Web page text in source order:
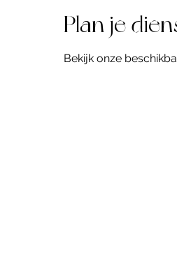
Plan je
Bekijk onze